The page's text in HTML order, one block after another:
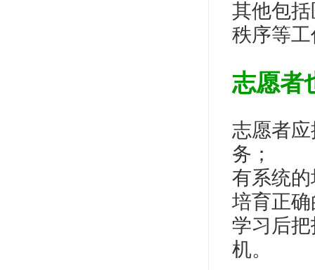
其他包
秩序等
志愿者
志愿者
务；
有系统
培育正
学习后
机。